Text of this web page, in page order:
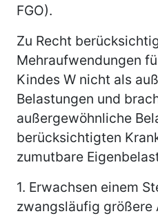
FGO).
Zu Recht
Mehraufwendungen
Kindes W nicht als
Belastungen und
außergewöhnliche
berücksichtigten
zumutbare
1. Erwachsen einem
zwangsläufig größere